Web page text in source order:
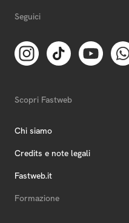
Seguici
Scopri Fastweb
Chi siamo
Credits e note legali
Fastweb.it
Formazione